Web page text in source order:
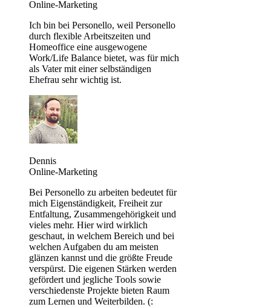
Online-Marketing
Ich bin bei Personello, weil Personello
durch flexible Arbeitszeiten und
Homeoffice eine ausgewogene
Work/Life Balance bietet, was für mich
als Vater mit einer selbständigen
Ehefrau sehr wichtig ist.
Dennis
Online-Marketing
Bei Personello zu arbeiten bedeutet für
mich Eigenständigkeit, Freiheit zur
Entfaltung, Zusammengehörigkeit und
vieles mehr. Hier wird wirklich
geschaut, in welchem Bereich und bei
welchen Aufgaben du am meisten
glänzen kannst und die größte Freude
verspürst. Die eigenen Stärken werden
gefördert und jegliche Tools sowie
verschiedenste Projekte bieten Raum
zum Lernen und Weiterbilden. (: